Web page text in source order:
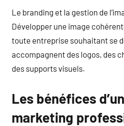
Le branding et la gestion de
Développer une image
toute entreprise souhaitant se
accompagnent des logos, des
des supports visuels.
Les bénéfices
marketing